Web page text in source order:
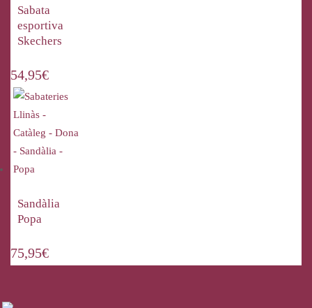
Sabata
esportiva
Skechers
54,95€
Sandàlia
Popa
75,95€